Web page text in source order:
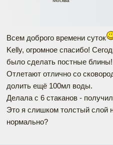
Всем доброго времени суток
Kelly, огромное спасибо!
было сделать постные блины!
Отлетают отлично со
долить ещё 100мл воды.
Делала с 6 стаканов -
Это я слишком толстый слой
нормально?